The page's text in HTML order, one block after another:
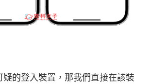
疑的登入裝置，那我們直接在該裝